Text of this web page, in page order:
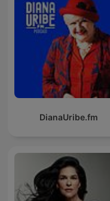
DianaUribe.fm